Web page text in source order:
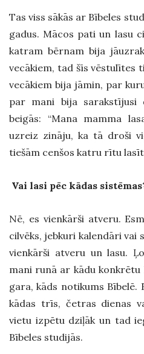
Tas viss sākās ar Bībeles
gadus. Mācos pati un lasu
katram bērnam bija
vecākiem, tad šīs vēstulītes
vecākiem bija jāmin, par
par mani bija sarakstījusi
beigās: “Mana mamma
uzreiz zināju, ka tā droši
tiešām cenšos katru rītu
Vai lasi pēc kādas
Nē, es vienkārši atveru.
cilvēks, jebkuri kalendāri vai
vienkārši atveru un lasu.
mani runā ar kādu
gara, kāds notikums
kādas trīs, četras dienas
vietu izpētu dziļāk un tad
Bībeles studijās.